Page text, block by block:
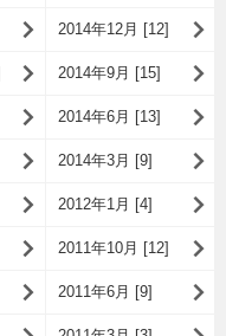
2014年12月 [12]
2014年9月 [15]
2014年6月 [13]
2014年3月 [9]
2012年1月 [4]
2011年10月 [12]
2011年6月 [9]